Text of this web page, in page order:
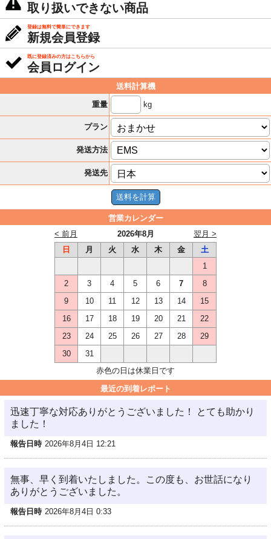
取り扱いできない商品
登録は無料で簡単にできます
新規会員登録
既に登録済みの方はこちらから
会員ログイン
送料計算機
重量
kg
プラン
発送方法
発送先
営業カレンダー
2026年8月
< 前月
翌月 >
日
月 火 水 木 金
土
1
2
3 4 5 6 7
8
9
10 11 12 13 14
15
16
17 18 19 20 21
22
23
24 25 26 27 28
29
30
31
赤色の日は休業日です
最近の到着レポート
迅速丁寧な対応ありがとうございました！ とても助かり
ました！
報告日時 2026年8月4日 12:21
無事、早く到着いたしました。この度も、お世話になり
ありがとうございました。
報告日時 2026年8月4日 0:33